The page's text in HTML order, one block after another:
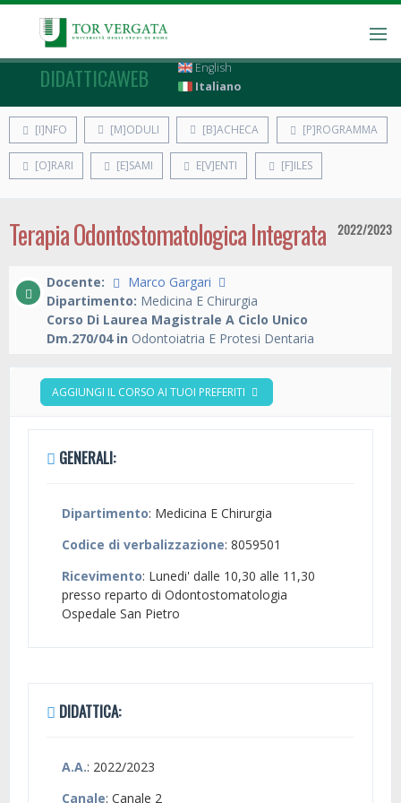
DIDATTICAWEB
English
Italiano
[I]NFO [M]ODULI [B]ACHECA [P]ROGRAMMA
[O]RARI [E]SAMI E[V]ENTI [F]ILES
Terapia Odontostomatologica Integrata 2022/2023
Docente:
Marco Gargari
Dipartimento: Medicina E Chirurgia
Corso Di Laurea Magistrale A Ciclo Unico
Dm.270/04 in Odontoiatria E Protesi Dentaria
AGGIUNGI IL CORSO AI TUOI PREFERITI
GENERALI:
Dipartimento: Medicina E Chirurgia
Codice di verbalizzazione: 8059501
Ricevimento: Lunedi' dalle 10,30 alle 11,30
presso reparto di Odontostomatologia
Ospedale San Pietro
DIDATTICA:
A.A.: 2022/2023
Canale: Canale 2